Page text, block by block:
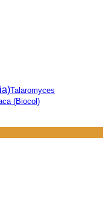
Talaromyces
(Biocol)